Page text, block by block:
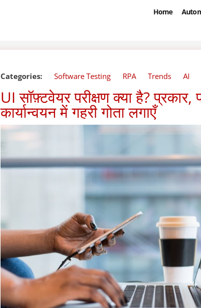
Home
Categories: Software Testing RPA Trends AI
UI सॉफ़्टवेयर परीक्षण क्या है?
कार्यान्वयन में गहरी गोता लगाएँ